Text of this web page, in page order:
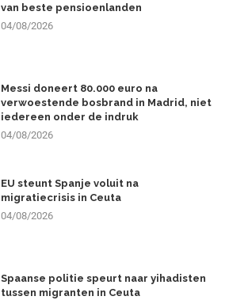
van beste pensioenlanden
04/08/2026
Messi doneert 80.000 euro na
verwoestende bosbrand in Madrid, niet
iedereen onder de indruk
04/08/2026
EU steunt Spanje voluit na
migratiecrisis in Ceuta
04/08/2026
Spaanse politie speurt naar yihadisten
tussen migranten in Ceuta